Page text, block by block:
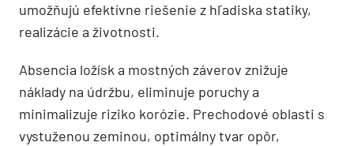
umožňujú efektívne riešenie z hľadiska statiky,
realizácie a životnosti.
Absencia ložísk a mostných záverov znižuje
náklady na údržbu, eliminuje poruchy a
minimalizuje riziko korózie. Prechodové oblasti s
vystuženou zeminou, optimálny tvar opôr,